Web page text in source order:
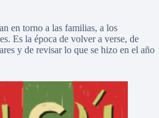
en torno a las familias, a los
Es la época de volver a verse, de
y de revisar lo que se hizo en el año